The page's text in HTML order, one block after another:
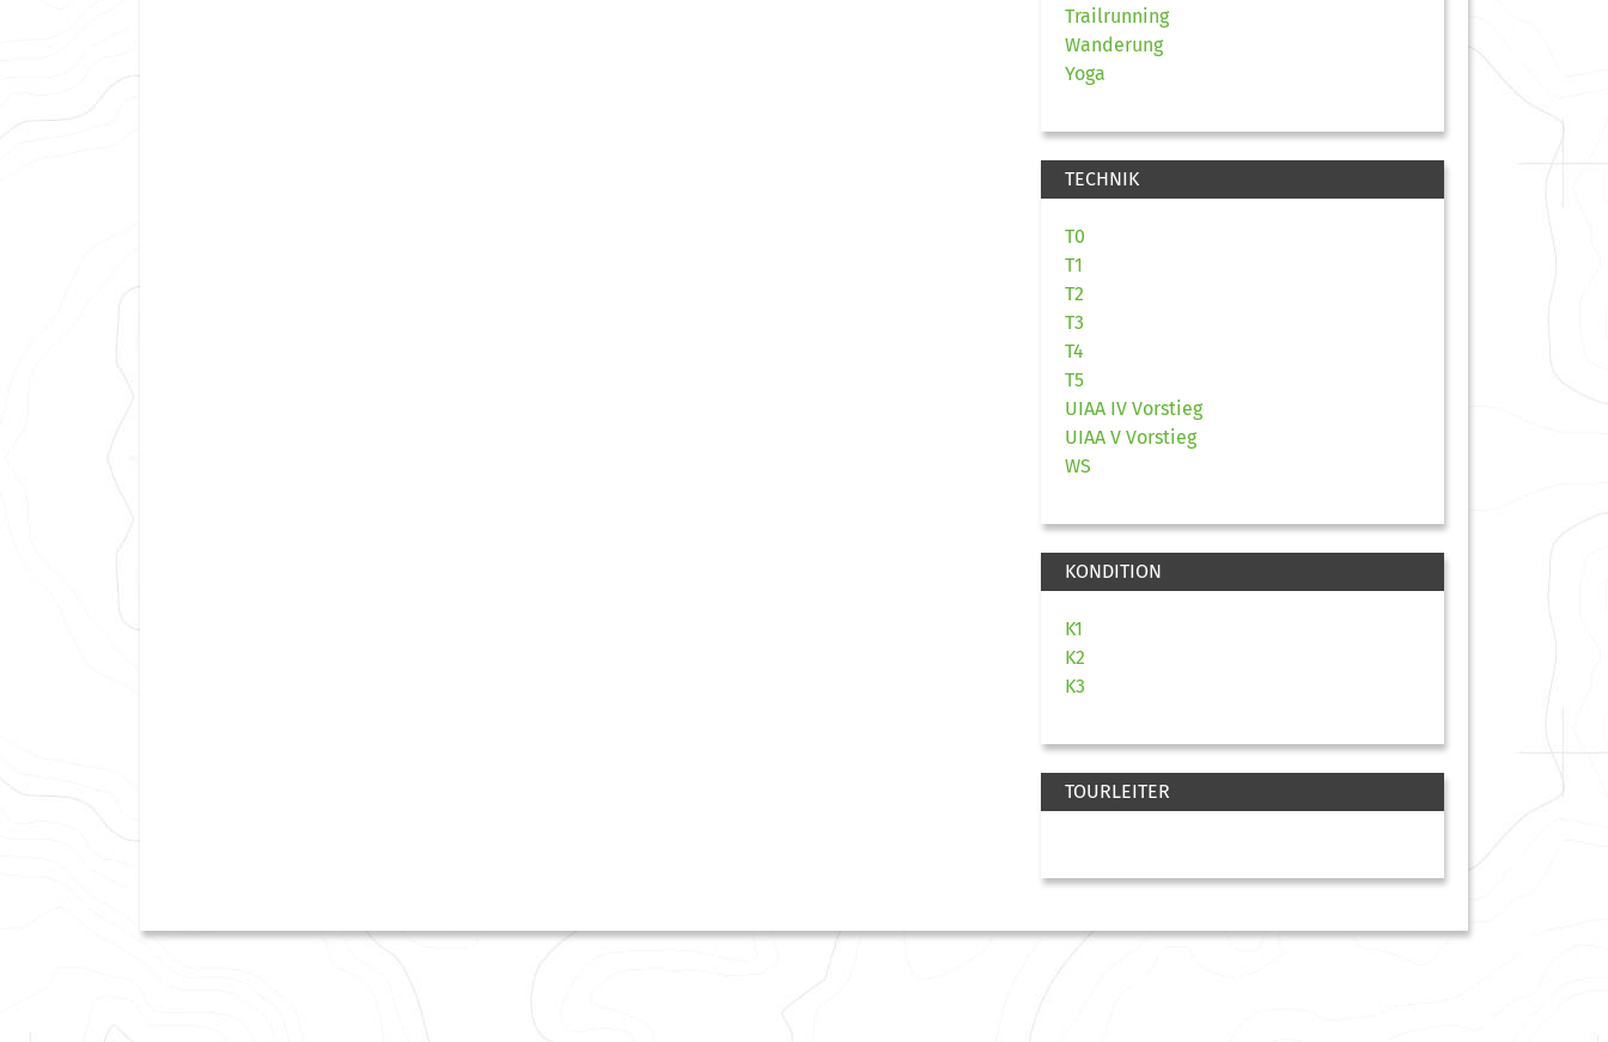
Trailrunning
Wanderung
Yoga
TECHNIK
T0
T1
T2
T3
T4
T5
UIAA IV Vorstieg
UIAA V Vorstieg
WS
KONDITION
K1
K2
K3
TOURLEITER